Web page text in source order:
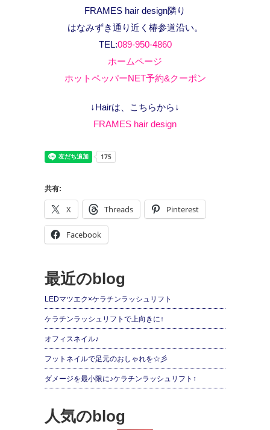
FRAMES hair design隣り
はなみずき通り近く椿参道沿い。
TEL:089-950-4860
ホームページ
ホットペッパーNET予約&クーポン
↓Hairは、こちらから↓
FRAMES hair design
共有:
X Threads Pinterest
Facebook
最近のblog
LEDマツエク×ケラチンラッシュリフト
ケラチンラッシュリフトで上向きに↑
オフィスネイル♪
フットネイルで足元のおしゃれを☆彡
ダメージを最小限に♪ケラチンラッシュリフト↑
人気のblog